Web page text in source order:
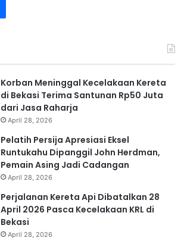
Korban Meninggal Kecelakaan Kereta
di Bekasi Terima Santunan Rp50 Juta
dari Jasa Raharja
April 28, 2026
Pelatih Persija Apresiasi Eksel
Runtukahu Dipanggil John Herdman,
Pemain Asing Jadi Cadangan
April 28, 2026
Perjalanan Kereta Api Dibatalkan 28
April 2026 Pasca Kecelakaan KRL di
Bekasi
April 28, 2026